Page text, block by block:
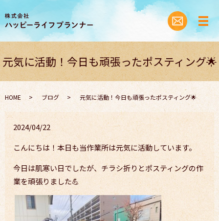
元気に活動！今日も頑張ったポスティング🌟
HOME ブログ 元気に活動！今日も頑張ったポスティング🌟
2024/04/22
こんにちは！本日も当作業所は元気に活動しています。
今日は肌寒い日でしたが、チラシ折りとポスティングの作
業を頑張りました💪